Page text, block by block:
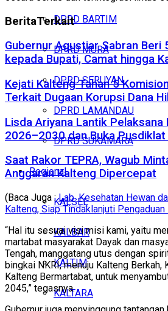
DPRD BARTIM
DPRD MURA
DPRD SERUYAN
DPRD LAMANDAU
DPRD SUKAMARA
Regional
KALSEL
KALBAR
KALTIM
KALTARA
BeritaTerkait
Gubernur Agustiar Sabran Beri
kepada Bupati, Camat hingga
Kejati Kalteng Tahan 5
Terkait Dugaan Korupsi Dana
Lisda Ariyana Lantik Pelaksana
2026–2030 dan Buka
Saat Rakor TEPRA, Wagub
Anggaran Kalteng Dipercepat
(Baca Juga :Lab. Kesehatan Hewan
Kalteng, Siap Tindaklanjuti
“Hal itu sesuai visi misi kami, yaitu
martabat masyarakat Dayak dan
Tengah, manggatang utus dengan
bingkai NKRI, menuju Kalteng Berkah,
Kalteng Bermartabat, untuk
2045,” tegasnya.